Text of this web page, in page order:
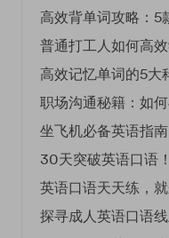
高效背单词攻略：5
高效记忆单词的5大
坐飞机必备英语指
30天突破英语口语
英语口语天天练，